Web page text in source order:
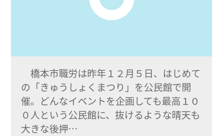
橋本市職労は昨年１２月５日、はじめて
の「きゅうしょくまつり」を公民館で開
催。どんなイベントを企画しても最高１０
０人という公民館に、抜けるような晴天も
大きな後押…